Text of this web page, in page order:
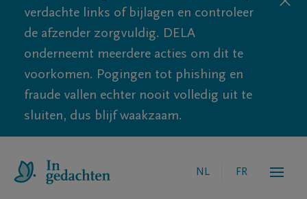
verdachte links of bijlagen en controleer
de afzender zorgvuldig. DELA
onderneemt meerdere acties om dit te
voorkomen. Pogingen tot phishing en
fraude vallen echter nooit volledig uit te
sluiten, dus blijf waakzaam.
NL FR